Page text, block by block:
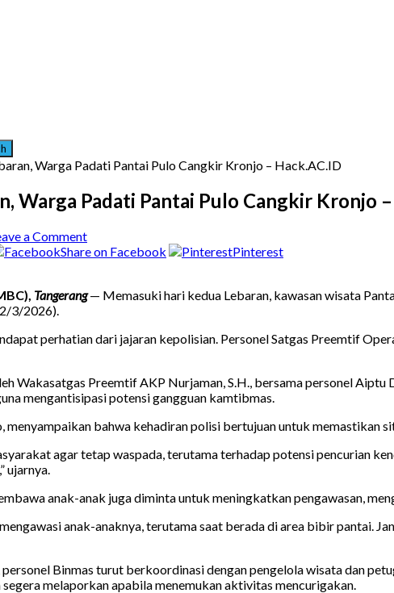
Warga Padati Pantai Pulo Cangkir Kronjo – Hack.AC.ID
Warga Padati Pantai Pulo Cangkir Kronjo
a Comment
Share on Facebook Pinterest
Tangerang— Memasuki hari kedua Lebaran, kawasan wisata
3/2026).
perhatian dari jajaran kepolisian. Personel Satgas Preemtif
Wakasatgas Preemtif AKP Nurjaman, S.H., bersama personel
mengantisipasi potensi gangguan kamtibmas.
menyampaikan bahwa kehadiran polisi bertujuan untuk memastikan
agar tetap waspada, terutama terhadap potensi pencurian
ujarnya.
anak-anak juga diminta untuk meningkatkan pengawasan,
anak-anaknya, terutama saat berada di area bibir pantai.
personel Binmas turut berkoordinasi dengan pengelola wisata dan
melaporkan apabila menemukan aktivitas mencurigakan.